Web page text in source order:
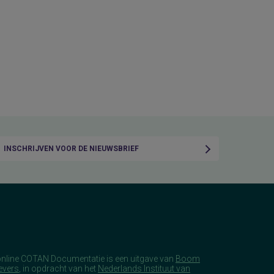
INSCHRIJVEN VOOR DE NIEUWSBRIEF
COTAN Documentatie is een uitgave van Boom
, in opdracht van het Nederlands Instituut van